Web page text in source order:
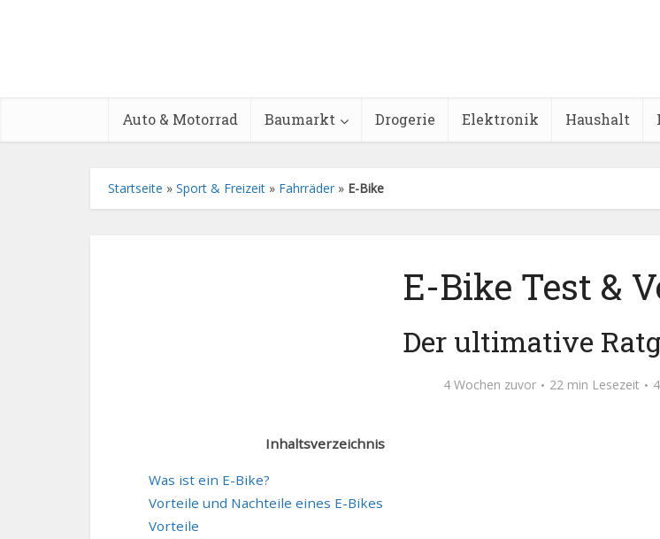
Auto & Motorrad Baumarkt Drogerie Elektronik Haushalt
Startseite » Sport & Freizeit » Fahrräder » E-Bike
E-Bike Test &
Der ultimative
4 Wochen zuvor 22 min Lesezeit
Inhaltsverzeichnis
Was ist ein E-Bike?
Vorteile und Nachteile eines E-Bikes
Vorteile